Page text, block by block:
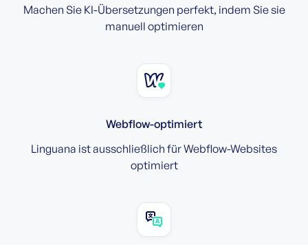
Machen Sie KI-Übersetzungen perfekt, indem Sie sie
manuell optimieren
Webflow-optimiert
Linguana ist ausschließlich für Webflow-Websites
optimiert